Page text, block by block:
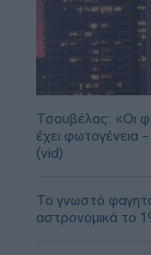
Τσουβέλας: «Οι
έχει φωτογένεια
(vid)
Το γνωστό
αστρονομικά το